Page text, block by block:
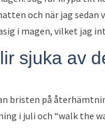
och när jag
i magen, vilket jag
sjuka av
bristen på
i juli och “walk the